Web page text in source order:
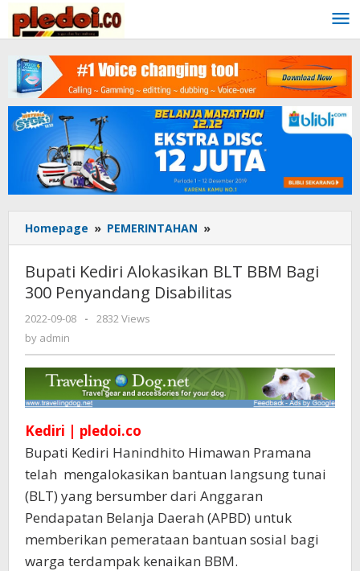
content
Homepage » PEMERINTAHAN »
Kediri
BLT
BBM
Bupati Kediri Alokasikan BLT BBM Bagi
300 Penyandang Disabilitas
2022-09-08
by
-
2832 Views
by admin
Kediri | pledoi.co
Bupati Kediri Hanindhito Himawan Pramana
telah mengalokasikan bantuan langsung tunai
(BLT) yang bersumber dari Anggaran
Pendapatan Belanja Daerah (APBD) untuk
memberikan pemerataan bantuan sosial bagi
warga terdampak kenaikan BBM.